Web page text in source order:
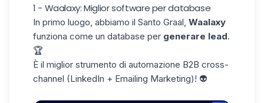
1 - Waalaxy: Miglior software per database
In primo luogo, abbiamo il Santo Graal, Waalaxy
funziona come un database per generare lead.
🏆
È il miglior strumento di automazione B2B cross-
channel (LinkedIn + Emailing Marketing)! 👽